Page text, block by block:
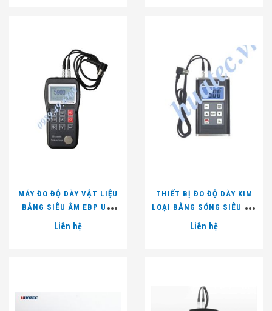
MÁY ĐO ĐỘ DÀY VẬT LIỆU
BẰNG SIÊU ÂM EBP UT-
100B
Liên hệ
THIẾT BỊ ĐO ĐỘ DÀY KIM
LOẠI BẰNG SÓNG SIÊU ÂM
TM-8818
Liên hệ